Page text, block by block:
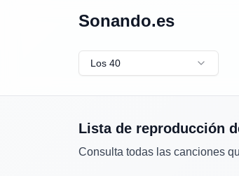
Sonando.es
Los 40
Lista de reproducción
Consulta todas las canciones